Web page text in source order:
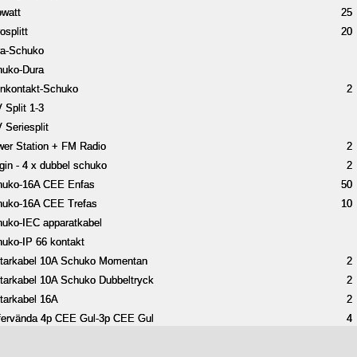
25
25
20
20
Schuko
Schuko
Dura
Dura
Schuko 2
Schuko 2
Split 1-3
Split 1-3
Seriesplit
Seriesplit
Station + FM Radio 2
Station + FM Radio 2
- 4 x dubbel schuko 2
- 4 x dubbel schuko 2
16A CEE Enfas 50
16A CEE Enfas 50
16A CEE Trefas 10
16A CEE Trefas 10
IEC apparatkabel
IEC apparatkabel
IP 66 kontakt
IP 66 kontakt
10A Schuko Momentan 2
10A Schuko Momentan 2
10A Schuko Dubbeltryck 2
10A Schuko Dubbeltryck 2
16A 2
16A 2
4p CEE Gul-3p CEE Gul 4
4p CEE Gul-3p CEE Gul 4